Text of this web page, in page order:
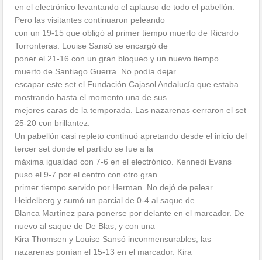
en el electrónico levantando el aplauso de todo el pabellón.
Pero las visitantes continuaron peleando
con un 19-15 que obligó al primer tiempo muerto de Ricardo
Torronteras. Louise Sansó se encargó de
poner el 21-16 con un gran bloqueo y un nuevo tiempo
muerto de Santiago Guerra. No podía dejar
escapar este set el Fundación Cajasol Andalucía que estaba
mostrando hasta el momento una de sus
mejores caras de la temporada. Las nazarenas cerraron el set
25-20 con brillantez.
Un pabellón casi repleto continuó apretando desde el inicio del
tercer set donde el partido se fue a la
máxima igualdad con 7-6 en el electrónico. Kennedi Evans
puso el 9-7 por el centro con otro gran
primer tiempo servido por Herman. No dejó de pelear
Heidelberg y sumó un parcial de 0-4 al saque de
Blanca Martínez para ponerse por delante en el marcador. De
nuevo al saque de De Blas, y con una
Kira Thomsen y Louise Sansó inconmensurables, las
nazarenas ponían el 15-13 en el marcador. Kira